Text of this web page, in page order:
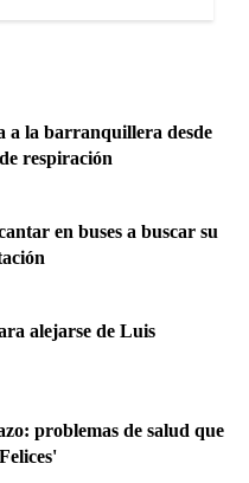
a la barranquillera desde
respiración
en buses a buscar su
alejarse de Luis
problemas de salud que